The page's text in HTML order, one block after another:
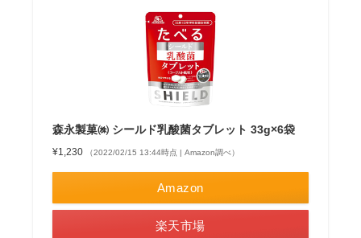
森永製菓㈱ シールド乳酸菌タブレット 33g×6袋
¥1,230 （2022/02/15 13:44時点 | Amazon調べ）
Amazon
楽天市場